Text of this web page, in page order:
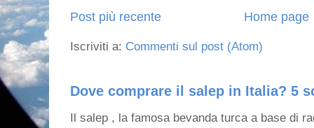
Post più recente Home page
Iscriviti a: Commenti sul post (Atom)
Dove comprare il salep in Italia? 5
Il salep , la famosa bevanda turca a base di